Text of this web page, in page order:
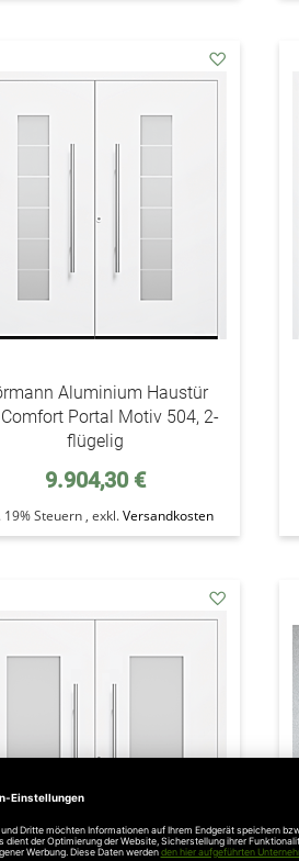
addAuf
Aluminium Haustür
Portal Motiv 504, 2-
flügelig
9.904,30 €
19% Steuern , exkl.Versandkosten
addAuf